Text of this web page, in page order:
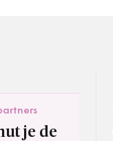
je de